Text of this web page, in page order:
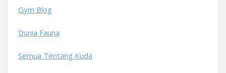
Gym Blog
Dunia Fauna
Semua Tentang Kuda